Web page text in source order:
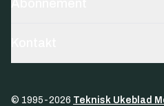
© 1995-2026 Teknisk Ukeblad